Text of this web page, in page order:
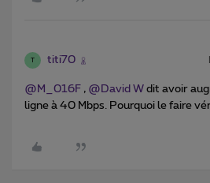
titi70
@M_016F , @David W dit avoir
ligne à 40 Mbps. Pourquoi le faire